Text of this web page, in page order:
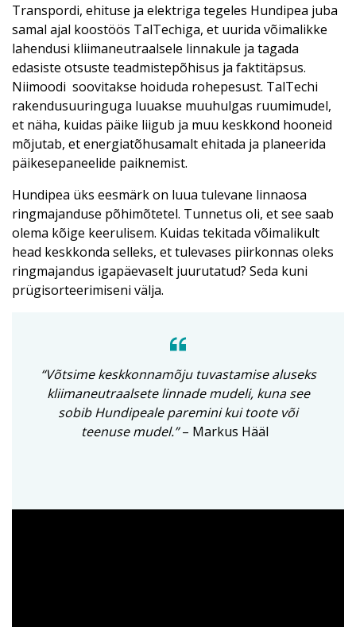
Transpordi, ehituse ja elektriga tegeles Hundipea juba
samal ajal koostöös TalTechiga, et uurida võimalikke
lahendusi kliimaneutraalsele linnakule ja tagada
edasiste otsuste teadmistepõhisus ja faktitäpsus.
Niimoodi soovitakse hoiduda rohepesust. TalTechi
rakendusuuringuga luuakse muuhulgas ruumimudel,
et näha, kuidas päike liigub ja muu keskkond hooneid
mõjutab, et energiatõhusamalt ehitada ja planeerida
päikesepaneelide paiknemist.
Hundipea üks eesmärk on luua tulevane linnaosa
ringmajanduse põhimõtetel. Tunnetus oli, et see saab
olema kõige keerulisem. Kuidas tekitada võimalikult
head keskkonda selleks, et tulevases piirkonnas oleks
ringmajandus igapäevaselt juurutatud? Seda kuni
prügisorteerimiseni välja.
“Võtsime keskkonnamõju tuvastamise aluseks
kliimaneutraalsete linnade mudeli, kuna see
sobib Hundipeale paremini kui toote või
teenuse mudel.”– Markus Hääl